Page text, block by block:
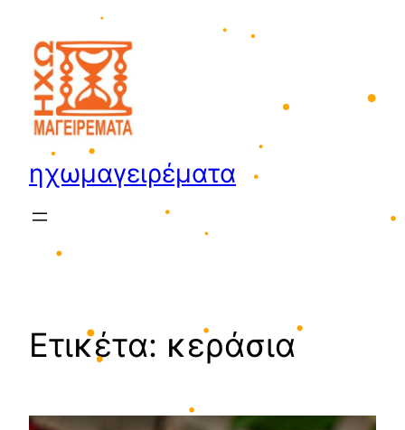
•
περιεχόμενο
ηχωμαγειρέματα
Ετικέτα: κεράσια